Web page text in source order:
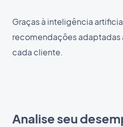
Graças à inteligência
recomendações adaptadas
cada cliente.
Analise seu